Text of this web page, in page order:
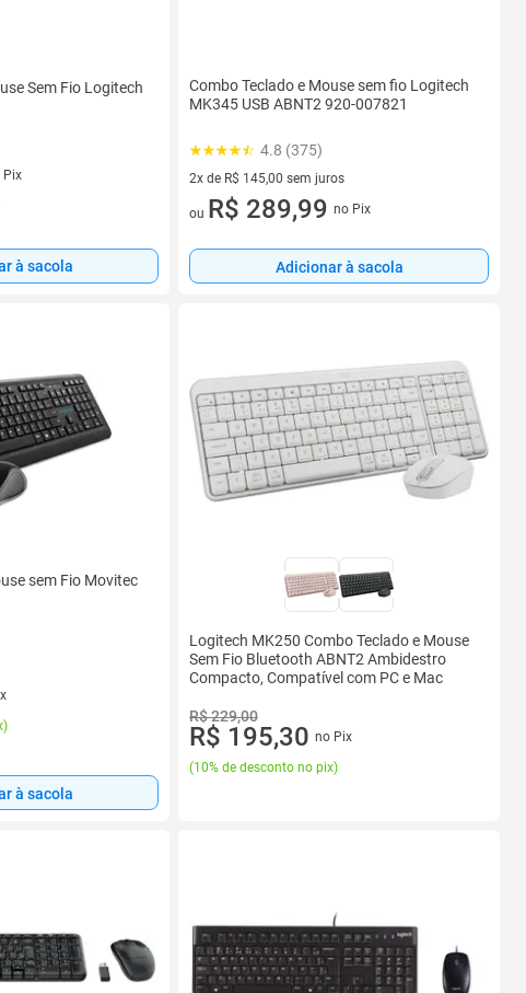
Sem Fio Logitech
Pix
à sacola
Combo Teclado e Mouse sem fio Logitech
MK345 USB ABNT2 920-007821
4.8 (375)
2x de R$ 145,00 sem juros
2 vez de R$ 145,00 sem juros
ou R$ 289,99 no Pix
Adicionar à sacola
sem Fio Movitec
)
à sacola
Logitech MK250 Combo Teclado e Mouse
Sem Fio Bluetooth ABNT2 Ambidestro
Compacto, Compatível com PC e Mac
R$ 229,00
R$ 195,30 no Pix
(10% de desconto no pix)